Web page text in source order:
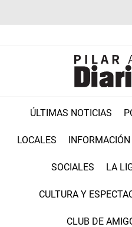
ÚLTIMAS NOTICIAS
LOCALES
SOCIALES LA
CULTURA Y
CLUB DE